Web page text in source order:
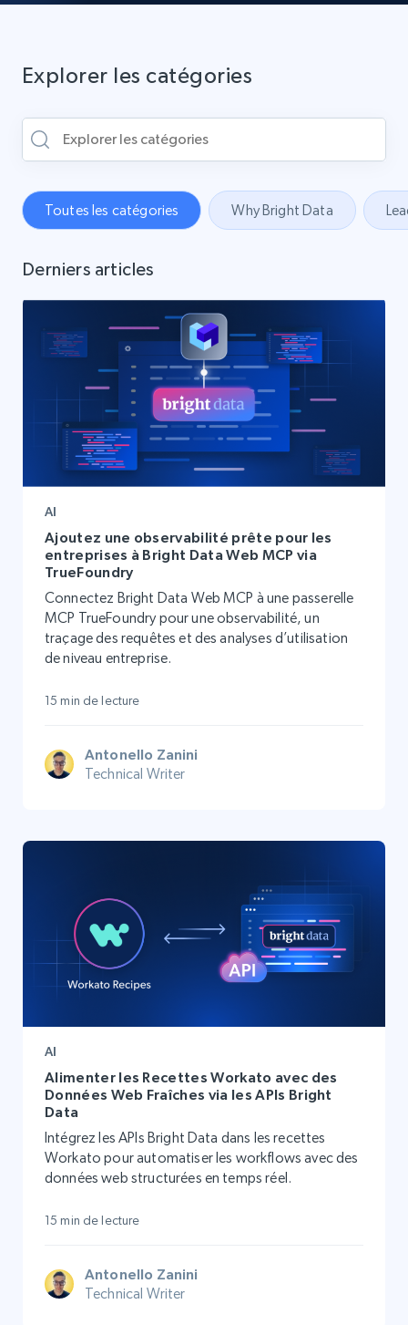
Explorer les catégories
Toutes les catégories Why Bright Data
Derniers articles
AI
Ajoutez une observabilité prête pour les
entreprises à Bright Data Web MCP via
TrueFoundry
Connectez Bright Data Web MCP à une passerelle
MCP TrueFoundry pour une observabilité, un
traçage des requêtes et des analyses d’utilisation
de niveau entreprise.
15 min de lecture
Antonello Zanini
Technical Writer
AI
Alimenter les Recettes Workato avec des
Données Web Fraîches via les APIs Bright
Data
Intégrez les APIs Bright Data dans les recettes
Workato pour automatiser les workflows avec des
données web structurées en temps réel.
15 min de lecture
Antonello Zanini
Technical Writer